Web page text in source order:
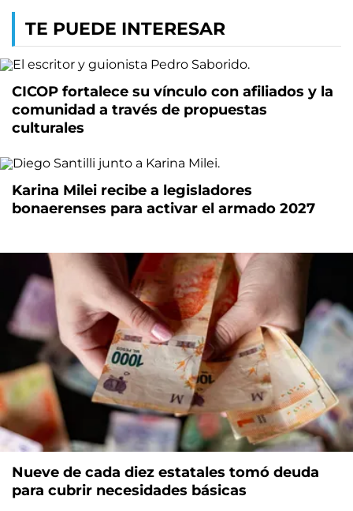
TE PUEDE INTERESAR
CICOP fortalece su vínculo con afiliados y la
comunidad a través de propuestas
culturales
Karina Milei recibe a legisladores
bonaerenses para activar el armado 2027
Nueve de cada diez estatales tomó deuda
para cubrir necesidades básicas